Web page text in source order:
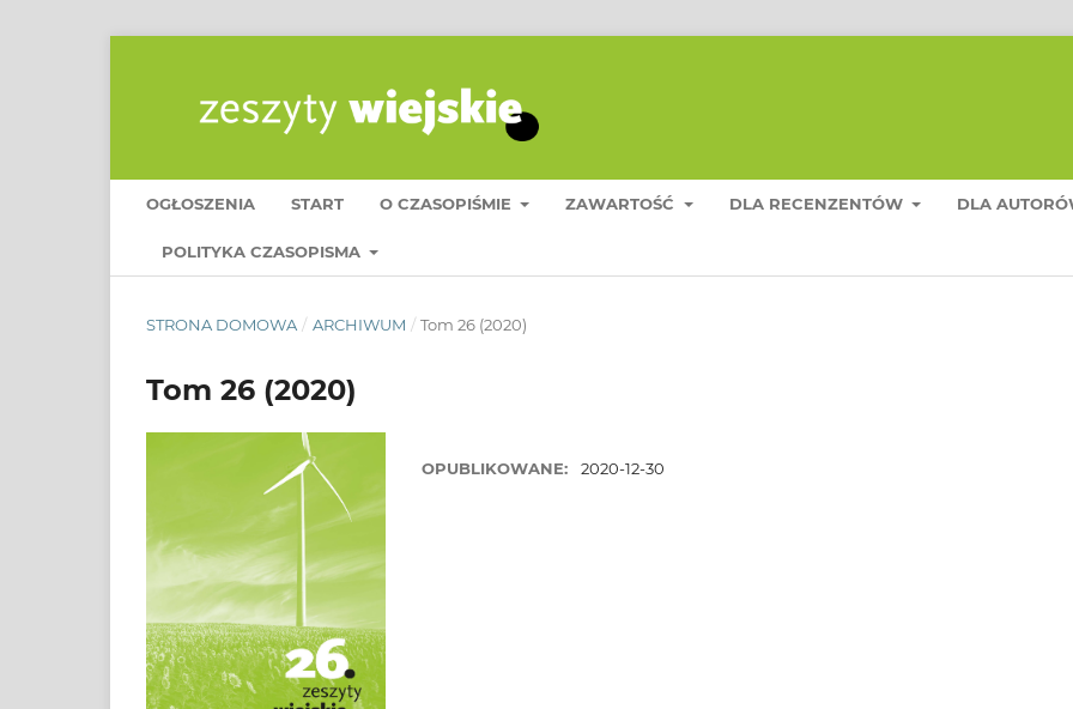
OGŁOSZENIA START O CZASOPIŚMIE ZAWARTOŚĆ DLA RECENZENTÓW DLA
POLITYKA CZASOPISMA
STRONA DOMOWA / ARCHIWUM / Tom 26 (2020)
Tom 26 (2020)
OPUBLIKOWANE: 2020-12-30